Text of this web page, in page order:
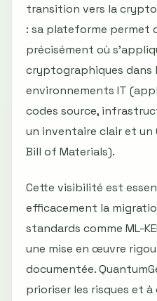
transition vers la
: sa plateforme permet
précisément où
cryptographiques dans
environnements IT
codes source,
un inventaire clair et un
Bill of Materials).
Cette visibilité est
efficacement la
standards comme ML-
une mise en œuvre
documentée.
prioriser les risques et